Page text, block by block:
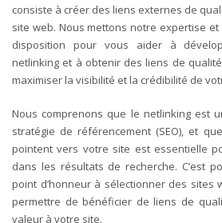
consiste à créer des liens externes de
site web. Nous mettons notre expertise
disposition pour vous aider à
netlinking et à obtenir des liens de
maximiser la visibilité et la crédibilité de
Nous comprenons que le netlinking est
stratégie de référencement (SEO), et
pointent vers votre site est essentielle
dans les résultats de recherche. C’est
point d’honneur à sélectionner des sites
permettre de bénéficier de liens de
valeur à votre site.